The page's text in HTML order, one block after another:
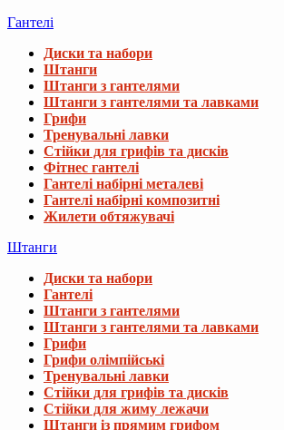
Гантелі
Диски та набори
Штанги
Штанги з гантелями
Штанги з гантелями та лавками
Грифи
Тренувальні лавки
Стійки для грифів та дисків
Фітнес гантелі
Гантелі набірні металеві
Гантелі набірні композитні
Жилети обтяжувачі
Штанги
Диски та набори
Гантелі
Штанги з гантелями
Штанги з гантелями та лавками
Грифи
Грифи олімпійські
Тренувальні лавки
Стійки для грифів та дисків
Стійки для жиму лежачи
Штанги із прямим грифом